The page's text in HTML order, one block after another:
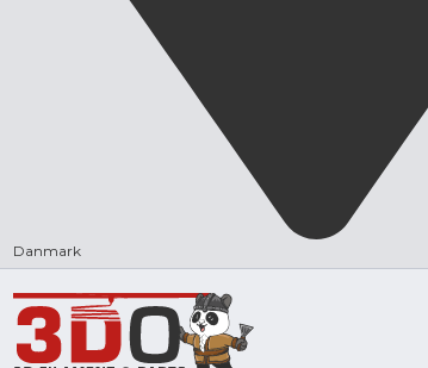
Danmark